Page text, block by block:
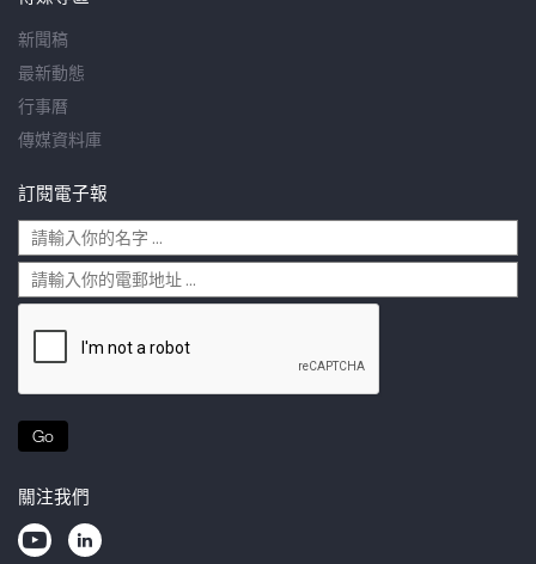
新聞稿
最新動態
行事曆
傳媒資料庫
訂閱電子報
Go
關注我們